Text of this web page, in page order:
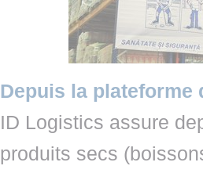
Depuis la plateforme
ID Logistics assure
produits secs